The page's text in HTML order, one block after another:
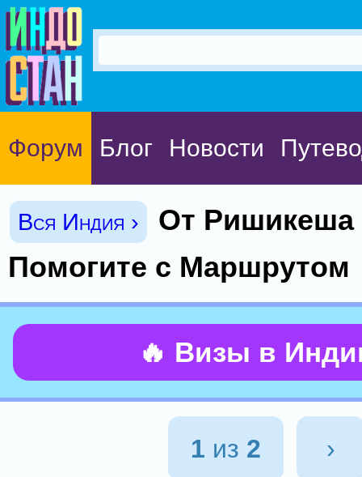
Форум Блог Новости
Вся Индия ›
От Ришикеша
Помогите с Маршрутом
🔥 Визы в
1 из 2 ›